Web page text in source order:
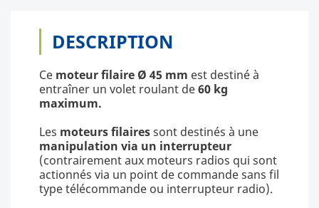
DESCRIPTION
Ce moteur filaire Ø 45 mm est destiné à
entraîner un volet roulant de60 kg
maximum.
Les moteurs filairessont destinés à une
manipulation via un interrupteur
(contrairement aux moteurs radios qui sont
actionnés via un point de commande sans fil
type télécommande ou interrupteur radio).